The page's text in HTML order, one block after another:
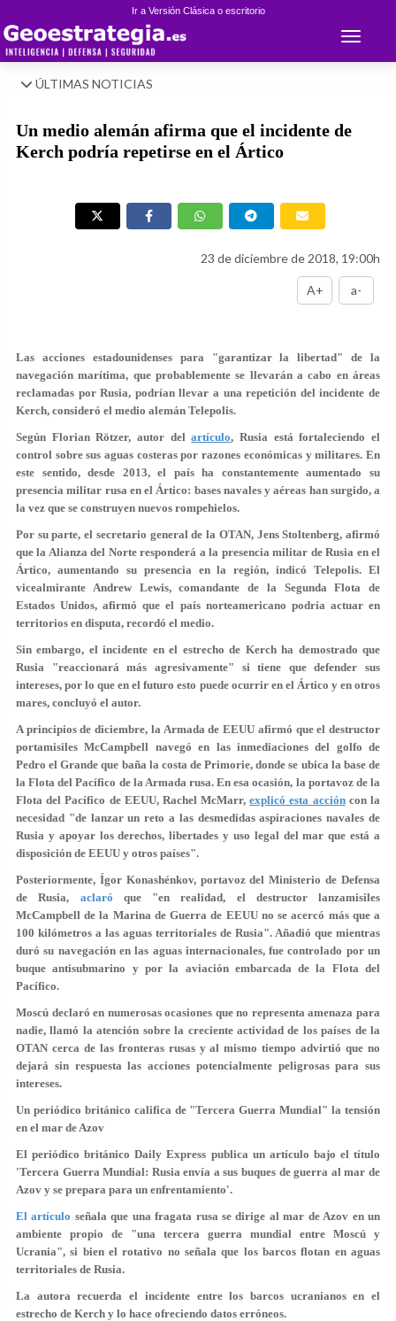
Ir a Versión Clásica o escritorio
Toggle
ÚLTIMAS NOTICIAS
Un medio alemán afirma que el incidente de
Kerch podría repetirse en el Ártico
23 de diciembre de 2018, 19:00h
A+ a-
Las acciones estadounidenses para "garantizar la libertad" de la
navegación marítima, que probablemente se llevarán a cabo en áreas
reclamadas por Rusia, podrían llevar a una repetición del incidente de
Kerch, consideró el medio alemán Telepolis.
Según Florian Rötzer, autor delartículo, Rusia está fortaleciendo el
control sobre sus aguas costeras por razones económicas y militares. En
este sentido, desde 2013, el país ha constantemente aumentado su
presencia militar rusa en el Ártico: bases navales y aéreas han surgido, a
la vez que se construyen nuevos rompehielos.
Por su parte, el secretario general de la OTAN, Jens Stoltenberg, afirmó
que la Alianza del Norte responderá a la presencia militar de Rusia en el
Ártico, aumentando su presencia en la región, indicó Telepolis. El
vicealmirante Andrew Lewis, comandante de la Segunda Flota de
Estados Unidos, afirmó que el país norteamericano podría actuar en
territorios en disputa, recordó el medio.
Sin embargo, el incidente en el estrecho de Kerch ha demostrado que
Rusia "reaccionará más agresivamente" si tiene que defender sus
intereses, por lo que en el futuro esto puede ocurrir en el Ártico y en otros
mares, concluyó el autor.
A principios de diciembre, la Armada de EEUU afirmó que el destructor
portamisiles McCampbell navegó en las inmediaciones del golfo de
Pedro el Grande que baña la costa de Primorie, donde se ubica la base de
la Flota del Pacífico de la Armada rusa. En esa ocasión, la portavoz de la
Flota del Pacífico de EEUU, Rachel McMarr,explicó esta accióncon la
necesidad "de lanzar un reto a las desmedidas aspiraciones navales de
Rusia y apoyar los derechos, libertades y uso legal del mar que está a
disposición de EEUU y otros países".
Posteriormente, Ígor Konashénkov, portavoz del Ministerio de Defensa
de Rusia, aclaró que "en realidad, el destructor lanzamisiles
McCampbell de la Marina de Guerra de EEUU no se acercó más que a
100 kilómetros a las aguas territoriales de Rusia". Añadió que mientras
duró su navegación en las aguas internacionales, fue controlado por un
buque antisubmarino y por la aviación embarcada de la Flota del
Pacífico.
Moscú declaró en numerosas ocasiones que no representa amenaza para
nadie, llamó la atención sobre la creciente actividad de los países de la
OTAN cerca de las fronteras rusas y al mismo tiempo advirtió que no
dejará sin respuesta las acciones potencialmente peligrosas para sus
intereses.
Un periódico británico califica de "Tercera Guerra Mundial" la tensión
en el mar de Azov
El periódico británico Daily Express publica un artículo bajo el título
'Tercera Guerra Mundial: Rusia envía a sus buques de guerra al mar de
Azov y se prepara para un enfrentamiento'.
El artículo señala que una fragata rusa se dirige al mar de Azov en un
ambiente propio de "una tercera guerra mundial entre Moscú y
Ucrania", si bien el rotativo no señala que los barcos flotan en aguas
territoriales de Rusia.
La autora recuerda el incidente entre los barcos ucranianos en el
estrecho de Kerch y lo hace ofreciendo datos erróneos.